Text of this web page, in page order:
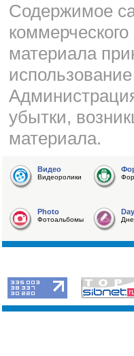
Cодержимое
материала
убытки,
материала.
Видео
Видеоролики
Photo
Фотоальбомы
Day